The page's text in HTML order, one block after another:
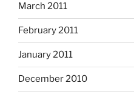
March 2011
February 2011
January 2011
December 2010